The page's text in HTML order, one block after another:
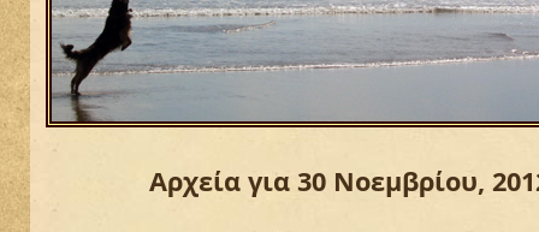
Αρχεία για 30 Νοεμβρίου,